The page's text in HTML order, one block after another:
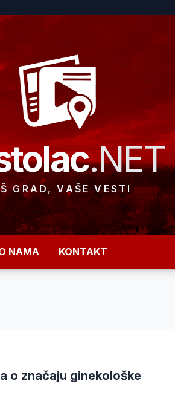
.NET
GRAD, VAŠE VESTI
NAMA KONTAKT
o značaju ginekološke